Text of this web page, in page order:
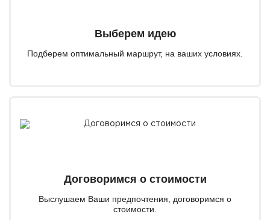
Выберем идею
Подберем оптимальный маршрут, на ваших условиях.
Договоримся о стоимости
Выслушаем Ваши предпочтения, договоримся о
стоимости.